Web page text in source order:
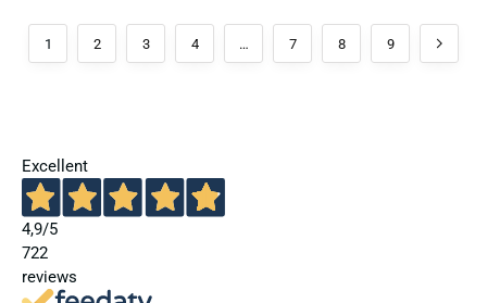
1 2 3 4 … 7 8 9
Excellent
4,9/5
722
reviews